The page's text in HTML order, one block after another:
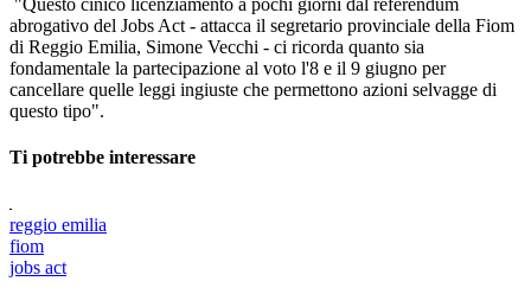
abrogativo del Jobs Act - attacca il segretario provinciale della Fiom
di Reggio Emilia, Simone Vecchi - ci ricorda quanto sia
fondamentale la partecipazione al voto l'8 e il 9 giugno per
cancellare quelle leggi ingiuste che permettono azioni selvagge di
questo tipo".
Ti potrebbe interessare
reggio emilia
fiom
jobs act